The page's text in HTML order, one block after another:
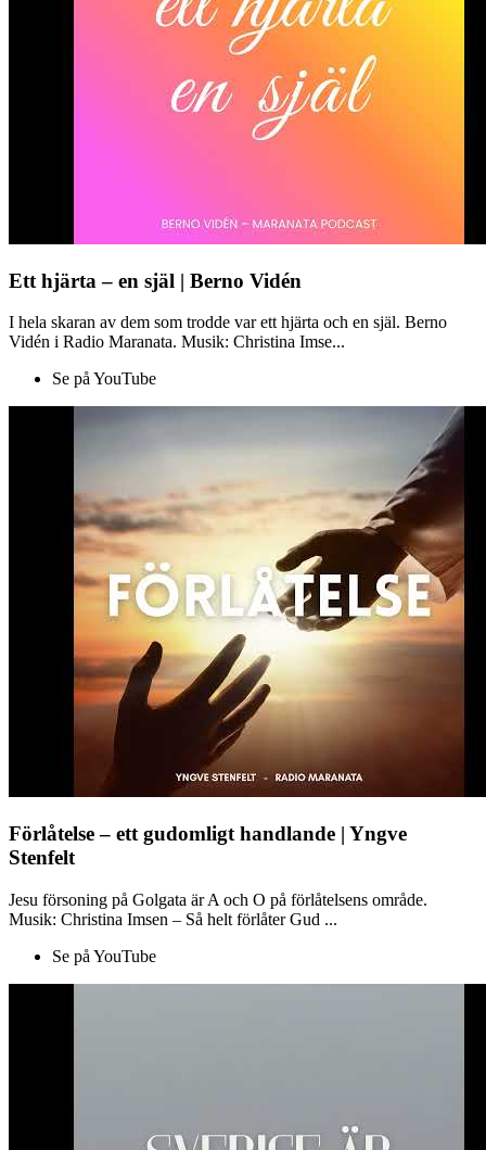
Ett hjärta – en själ | Berno Vidén
I hela skaran av dem som trodde var ett hjärta och en själ. Berno
Vidén i Radio Maranata. Musik: Christina Imse...
Se på YouTube
Förlåtelse – ett gudomligt handlande | Yngve
Stenfelt
Jesu försoning på Golgata är A och O på förlåtelsens område.
Musik: Christina Imsen – Så helt förlåter Gud ...
Se på YouTube